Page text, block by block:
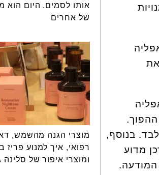
בנוסף,
מדוע
אותו לסמים. היום הוא
של אחרים
מוצרי הגנה מהשמש,
רפואי, איך למנוע פריז
ומוצרי איפור של סלינה